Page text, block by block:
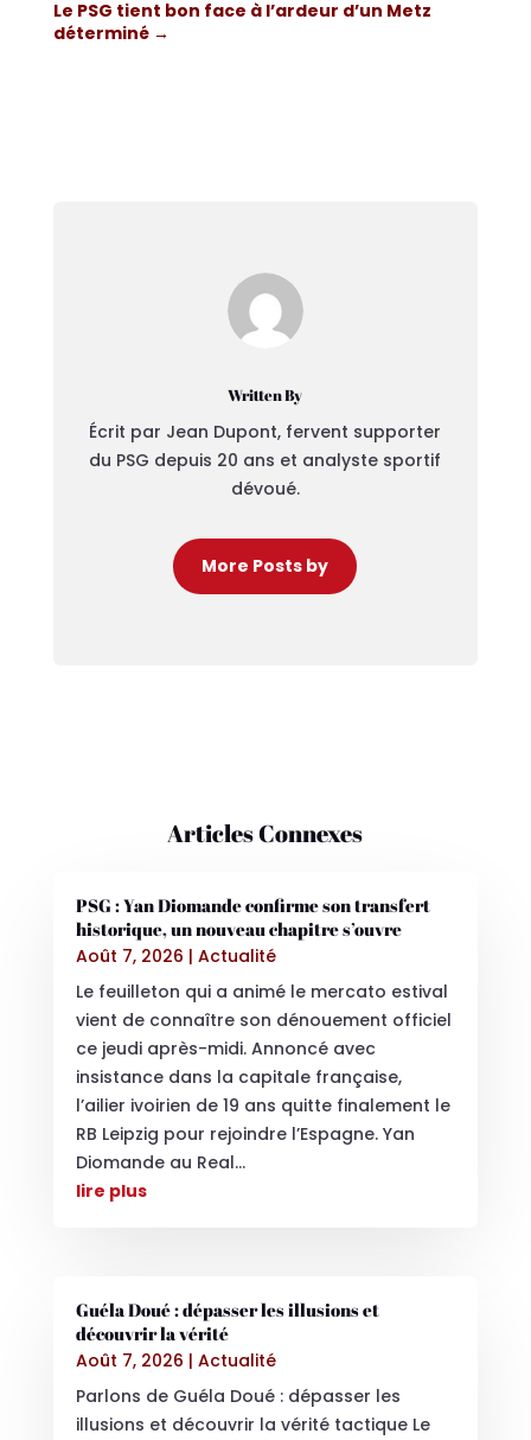
Le PSG tient bon face à l’ardeur d’un Metz
déterminé→
Written By
Écrit par Jean Dupont, fervent supporter
du PSG depuis 20 ans et analyste sportif
dévoué.
More Posts by
Articles Connexes
PSG : Yan Diomande confirme son transfert
historique, un nouveau chapitre s’ouvre
Août 7, 2026 | Actualité
Le feuilleton qui a animé le mercato estival
vient de connaître son dénouement officiel
ce jeudi après-midi. Annoncé avec
insistance dans la capitale française,
l’ailier ivoirien de 19 ans quitte finalement le
RB Leipzig pour rejoindre l’Espagne. Yan
Diomande au Real...
lire plus
Guéla Doué : dépasser les illusions et
découvrir la vérité
Août 7, 2026 | Actualité
Parlons de Guéla Doué : dépasser les
illusions et découvrir la vérité tactique Le